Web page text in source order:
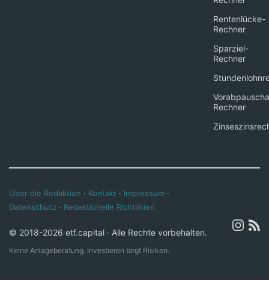
Rentenlücke-
Rechner
Sparziel-
Rechner
Rechner
Über die Redaktion · Kontakt · Impressum ·
Datenschutz · Redaktionelle Richtlinien
© 2018-2026 etf.capital · Alle Rechte vorbehalten.
Keine Anlageberatung. Investieren birgt Risiken.